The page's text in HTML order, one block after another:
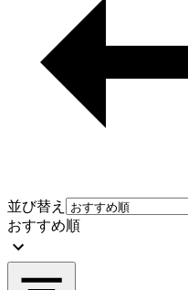
並び替え
おすすめ順